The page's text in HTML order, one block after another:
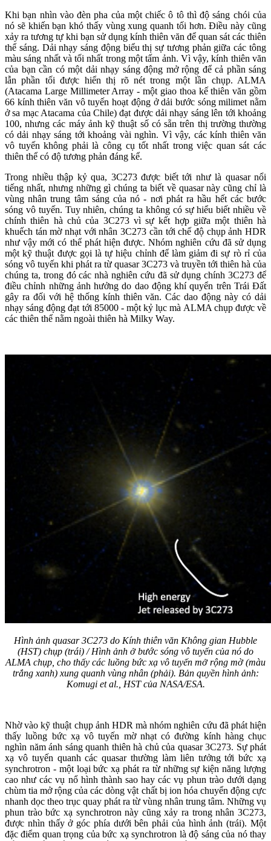
Khi bạn nhìn vào đèn pha của một chiếc ô tô thì độ sáng chói của
nó sẽ khiến bạn khó thấy vùng xung quanh tối hơn. Điều này cũng
xảy ra tương tự khi bạn sử dụng kính thiên văn để quan sát các thiên
thể sáng. Dải nhạy sáng động biểu thị sự tương phản giữa các tông
màu sáng nhất và tối nhất trong một tấm ảnh. Vì vậy, kính thiên văn
của bạn cần có một dải nhạy sáng động mở rộng để cả phần sáng
lẫn phần tối được hiển thị rõ nét trong một lần chụp. ALMA
(Atacama Large Millimeter Array - một giao thoa kế thiên văn gồm
66 kính thiên văn vô tuyến hoạt động ở dải bước sóng milimet nằm
ở sa mạc Atacama của Chile) đạt được dải nhạy sáng lên tới khoảng
100, nhưng các máy ảnh kỹ thuật số có sẵn trên thị trường thường
có dải nhạy sáng tới khoảng vài nghìn. Vì vậy, các kính thiên văn
vô tuyến không phải là công cụ tốt nhất trong việc quan sát các
thiên thể có độ tương phản đáng kể.
Trong nhiều thập kỷ qua, 3C273 được biết tới như là quasar nổi
tiếng nhất, nhưng những gì chúng ta biết về quasar này cũng chỉ là
vùng nhân trung tâm sáng của nó - nơi phát ra hầu hết các bước
sóng vô tuyến. Tuy nhiên, chúng ta không có sự hiểu biết nhiều về
chính thiên hà chủ của 3C273 vì sự kết hợp giữa một thiên hà
khuếch tán mờ nhạt với nhân 3C273 cần tới chế độ chụp ảnh HDR
như vậy mới có thể phát hiện được. Nhóm nghiên cứu đã sử dụng
một kỹ thuật được gọi là tự hiệu chỉnh để làm giảm đi sự rò rỉ của
sóng vô tuyến khi phát ra từ quasar 3C273 và truyền tới thiên hà của
chúng ta, trong đó các nhà nghiên cứu đã sử dụng chính 3C273 để
điều chỉnh những ảnh hưởng do dao động khí quyển trên Trái Đất
gây ra đối với hệ thống kính thiên văn. Các dao động này có dải
nhạy sáng động đạt tới 85000 - một kỷ lục mà ALMA chụp được về
các thiên thể nằm ngoài thiên hà Milky Way.
Hình ảnh quasar 3C273 do Kính thiên văn Không gian Hubble
(HST) chụp (trái) / Hình ảnh ở bước sóng vô tuyến của nó do
ALMA chụp, cho thấy các luồng bức xạ vô tuyến mở rộng mờ (màu
trắng xanh) xung quanh vùng nhân (phải). Bản quyền hình ảnh:
Komugi et al., HST của NASA/ESA.
Nhờ vào kỹ thuật chụp ảnh HDR mà nhóm nghiên cứu đã phát hiện
thấy luồng bức xạ vô tuyến mờ nhạt có đường kính hàng chục
nghìn năm ánh sáng quanh thiên hà chủ của quasar 3C273. Sự phát
xạ vô tuyến quanh các quasar thường làm liên tưởng tới bức xạ
synchrotron - một loại bức xạ phát ra từ những sự kiện năng lượng
cao như các vụ nổ hình thành sao hay các vụ phun trào dưới dạng
chùm tia mở rộng của các dòng vật chất bị ion hóa chuyển động cực
nhanh dọc theo trục quay phát ra từ vùng nhân trung tâm. Những vụ
phun trào bức xạ synchrotron này cũng xảy ra trong nhân 3C273,
được nhìn thấy ở góc phía dưới bên phải của hình ảnh (trái). Một
đặc điểm quan trọng của bức xạ synchrotron là độ sáng của nó thay